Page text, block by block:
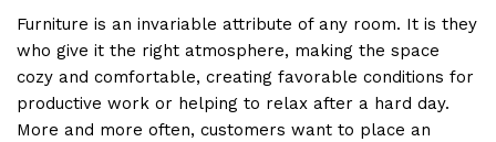
Furniture is an invariable attribute of any room. It is they
who give it the right atmosphere, making the space
cozy and comfortable, creating favorable conditions for
productive work or helping to relax after a hard day.
More and more often, customers want to place an